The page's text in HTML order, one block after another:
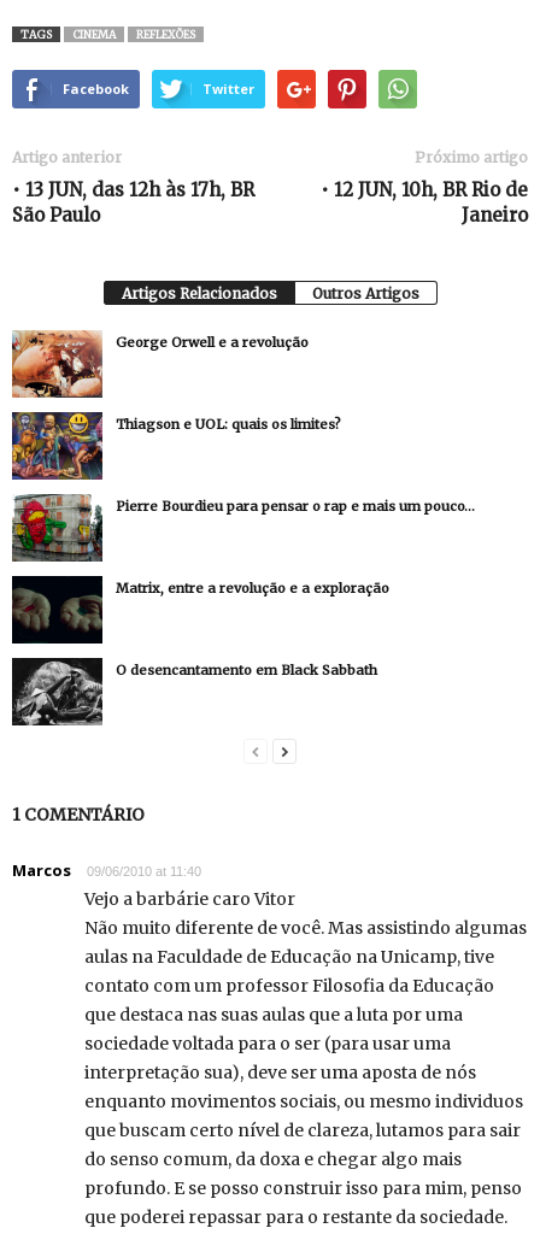
TAGS CINEMA REFLEXÕES
Facebook Twitter
Artigo anterior
• 13 JUN, das 12h às 17h, BR
São Paulo
Próximo artigo
• 12 JUN, 10h, BR Rio de
Janeiro
Artigos Relacionados Outros Artigos
George Orwell e a revolução
Thiagson e UOL: quais os limites?
Pierre Bourdieu para pensar o rap e mais um pouco…
Matrix, entre a revolução e a exploração
O desencantamento em Black Sabbath
1 COMENTÁRIO
Marcos 09/06/2010 at 11:40
Vejo a barbárie caro Vitor
Não muito diferente de você. Mas assistindo algumas
aulas na Faculdade de Educação na Unicamp, tive
contato com um professor Filosofia da Educação
que destaca nas suas aulas que a luta por uma
sociedade voltada para o ser (para usar uma
interpretação sua), deve ser uma aposta de nós
enquanto movimentos sociais, ou mesmo individuos
que buscam certo nível de clareza, lutamos para sair
do senso comum, da doxa e chegar algo mais
profundo. E se posso construir isso para mim, penso
que poderei repassar para o restante da sociedade.